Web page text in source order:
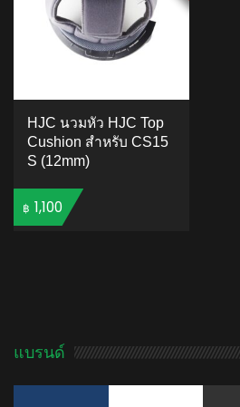
HJC นวมหัว HJC Top
Cushion สำหรับ CS15
S (12mm)
฿ 1,100
แบรนด์